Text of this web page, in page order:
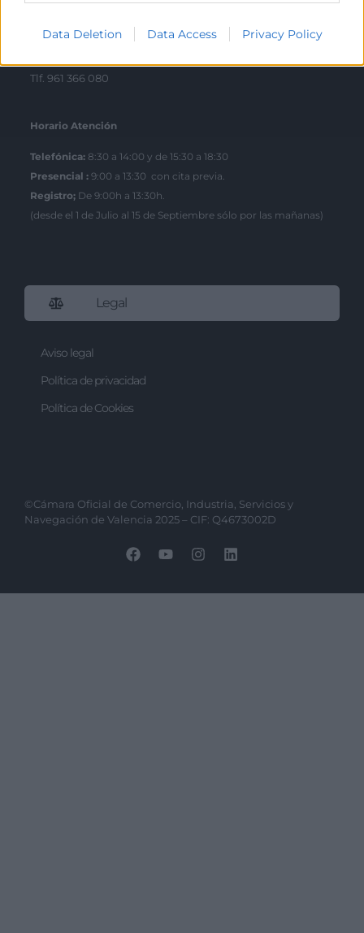
Data Deletion Data Access Privacy Policy
Benjamín Franklin, 8 – 46980
Tlf. 961 366 080
Horario Atención
Telefónica: 8:30 a 14:00 y de 15:30 a 18:30
Presencial : 9:00 a 13:30 con cita previa.
Registro; De 9:00h a 13:30h.
(desde el 1 de Julio al 15 de Septiembre sólo por las mañanas)
Legal
Aviso legal
Política de privacidad
Política de Cookies
©Cámara Oficial de Comercio, Industria, Servicios y
Navegación de Valencia 2025 – CIF: Q4673002D